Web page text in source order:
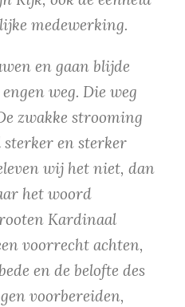
medewerking.
en gaan blijde
weg. Die weg
zwakke strooming
en sterker
wij het niet, dan
het woord
Kardinaal
voorrecht achten,
en de belofte des
voorbereiden,